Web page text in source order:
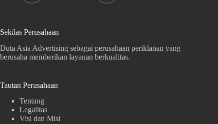
Sekilas Perusahaan
Duta Asia Advertising sebagai perusahaan periklanan yang
berusaha memberikan layanan berkualitas.
Tautan Perusahaan
Tentang
Legalitas
Visi dan Misi